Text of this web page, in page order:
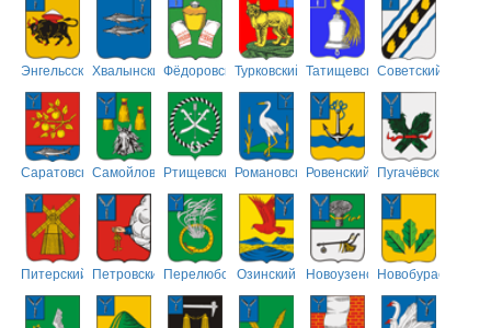
ЭнгельсскийХвалынскийФёдоровскийТурковский ТатищевскийСоветский
СаратовскийСамойловскийРтищевскийРомановскийРовенский Пугачёвский
Питерский ПетровскийПерелюбскийОзинский НовоузенскийНовобурасский